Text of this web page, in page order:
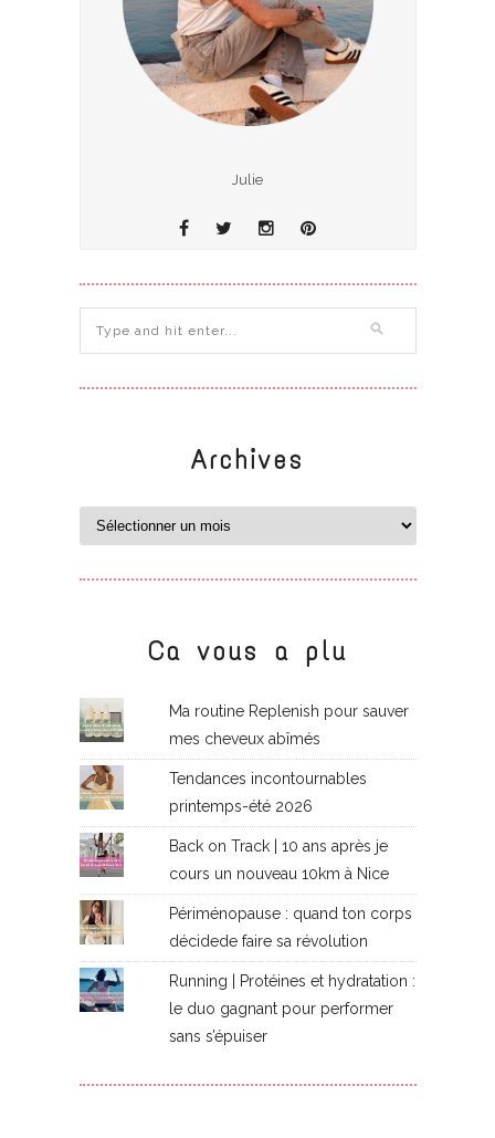
Julie
Archives
Ca vous a plu
Ma routine Replenish pour sauver
mes cheveux abîmés
Tendances incontournables
printemps-été 2026
Back on Track | 10 ans après je
cours un nouveau 10km à Nice
Périménopause : quand ton corps
décidede faire sa révolution
Running | Protéines et hydratation :
le duo gagnant pour performer
sans s’épuiser